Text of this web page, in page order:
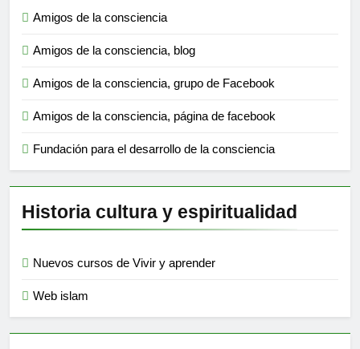
Amigos de la consciencia
Amigos de la consciencia, blog
Amigos de la consciencia, grupo de Facebook
Amigos de la consciencia, página de facebook
Fundación para el desarrollo de la consciencia
Historia cultura y espiritualidad
Nuevos cursos de Vivir y aprender
Web islam